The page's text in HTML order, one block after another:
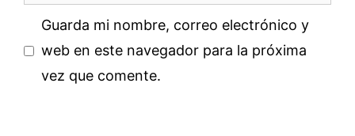
Guarda mi nombre, correo electrónico y
web en este navegador para la próxima
vez que comente.